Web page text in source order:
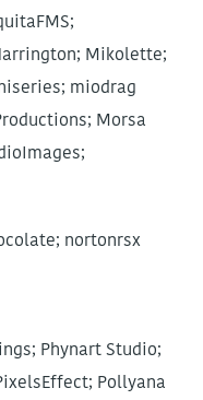
Mikolette;
miodrag
Morsa
nortonrsx
Phynart Studio;
Pollyana